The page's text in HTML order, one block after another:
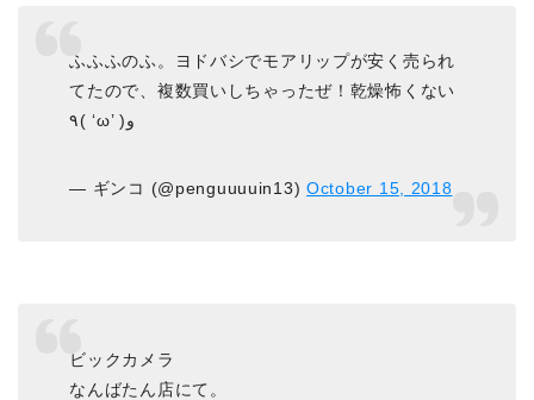
ふふふのふ。ヨドバシでモアリップが安く売られ
てたので、複数買いしちゃったぜ！乾燥怖くない
٩( ‘ω’ )و
— ギンコ (@penguuuuin13)October 15, 2018
ビックカメラ
なんばたん店にて。